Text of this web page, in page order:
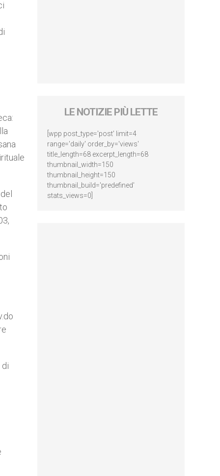
di
LE NOTIZIE PIÙ LETTE
[wpp post_type='post' limit=4
range='daily' order_by='views'
title_length=68 excerpt_length=68
thumbnail_width=150
thumbnail_height=150
thumbnail_build='predefined'
stats_views=0]